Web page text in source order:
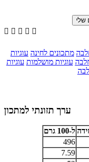
    
מתכונים לחינה עוגיות
עוגיות מושלמות עוגיות
ערך תזונתי למתכון
ל-100 גרם
496
7.59